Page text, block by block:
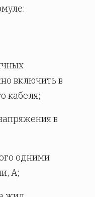
включить в
кабеля;
в
одними
А;